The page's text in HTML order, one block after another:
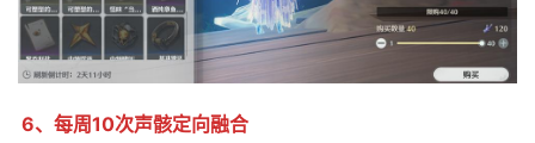
6、每周10次声骸定向融合